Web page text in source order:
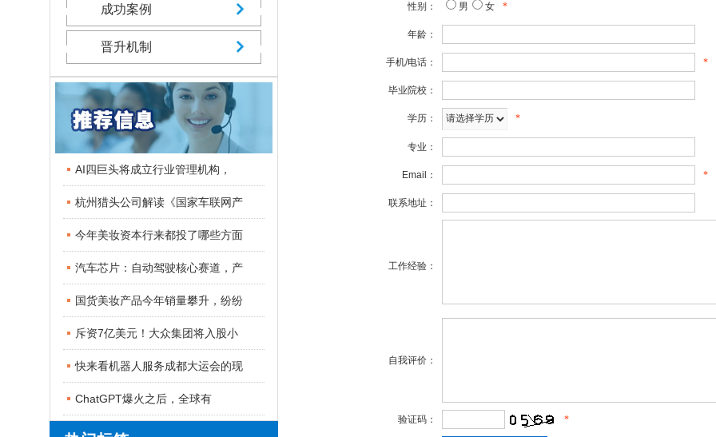
成功案例
晋升机制
AI四巨头将成立行业管理机构，
杭州猎头公司解读《国家车联网产
今年美妆资本行来都投了哪些方面
汽车芯片：自动驾驶核心赛道，产
国货美妆产品今年销量攀升，纷纷
斥资7亿美元！大众集团将入股小
快来看机器人服务成都大运会的现
ChatGPT爆火之后，全球有
性别： 男 女 *
年龄：
手机/电话： *
毕业院校：
学历： *
专业：
Email： *
联系地址：
工作经验：
自我评价：
验证码： *